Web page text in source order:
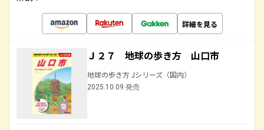
詳細を見る
Ｊ２７ 地球の歩き方 山口市
地球の歩き方 Jシリーズ（国内）
2025.10.09 発売